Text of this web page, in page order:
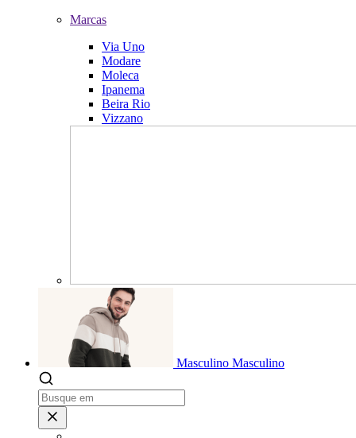
Marcas
Via Uno
Modare
Moleca
Ipanema
Beira Rio
Vizzano
Masculino Masculino